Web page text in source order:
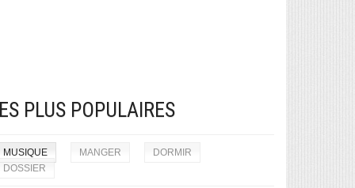
PLUS POPULAIRES
MUSIQUE MANGER
DORMIR
DOSSIER